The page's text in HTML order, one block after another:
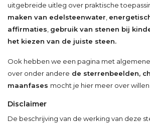
uitgebreide uitleg over praktische
maken van edelsteenwater
affirmaties gebruik van stenen bij
het kiezen van de juiste steen.
Ook hebben we een pagina met algemene
over onder andere de sterrenbeelden,
maanfases mocht je hier meer over willen
Disclaimer
De beschrijving van de werking van deze